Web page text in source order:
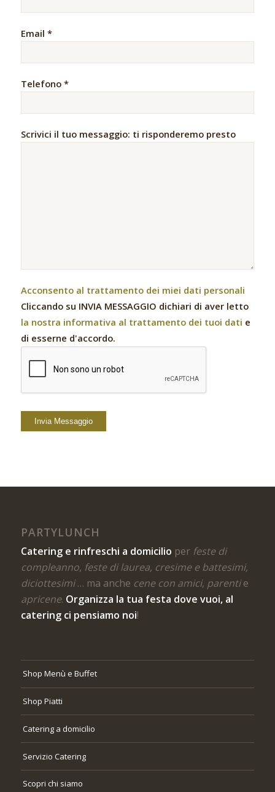
Email *
Telefono *
Scrivici il tuo messaggio: ti risponderemo presto
Acconsento al trattamento dei miei dati personali
Cliccando su INVIA MESSAGGIO dichiari di aver letto
la nostra informativa al trattamento dei tuoi dati e
di esserne d'accordo.
PARTYLUNCH
Catering e rinfreschi a domicilio per feste di
compleanno, feste di laurea, cresime e battesimi,
diciottesimi… ma anche cene con amici, parentie
apricene. Organizza la tua festa dove vuoi, al
catering ci pensiamo noi!
Shop Menù e Buffet
Shop Piatti
Catering a domicilio
Servizio Catering
Scopri chi siamo